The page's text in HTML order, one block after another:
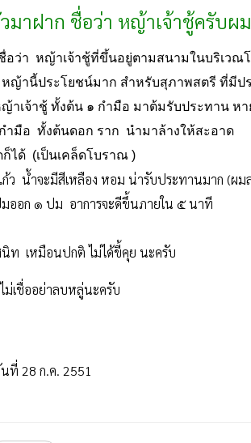
มาฝาก ชื่อว่า หญ้าเจ้าชู้ครับผ
ว่า หญ้าเจ้าชู้ที่ขึ้นอยู่ตามสนามในบริเวณโ
หญ้านี้ประโยชน์มาก สำหรับสุภาพสตรี ที่มีป
าเจ้าชู้ ทั้งต้น ๑ กำมือ มาต้มรับประทาน ห
มือ ทั้งต้นดอก ราก นำมาล้างให้สะอาด
ได้ (เป็นเคล็ดโบราณ )
น้ำจะมีสีเหลือง หอม น่ารับประทานมาก (ผม
ออก ๑ ปม อาการจะดีขึ้นภายใน ๕ นาที
เหมือนปกติ ไม่ได้ขี้คุย นะครับ
เชื่ออย่าลบหลู่นะครับ
ที่ 28 ก.ค. 2551